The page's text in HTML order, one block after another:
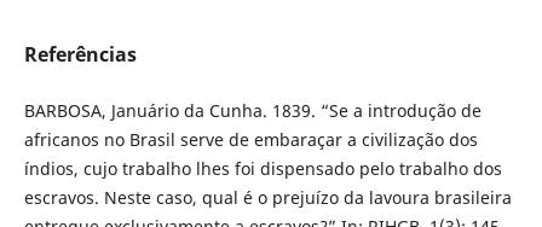
Referências
BARBOSA, Januário da Cunha. 1839. “Se a introdução de
africanos no Brasil serve de embaraçar a civilização dos
índios, cujo trabalho lhes foi dispensado pelo trabalho dos
escravos. Neste caso, qual é o prejuízo da lavoura brasileira